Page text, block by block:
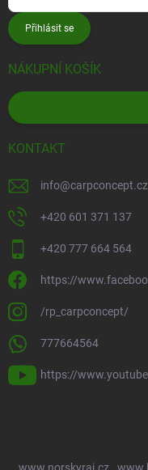
Přihlásit se
NÁKUPNÍ KOŠÍK
KONTAKT
info@carpconcept.cz
+420 601 371 137
+420 777 664 564
https://
/rp_carpconcept/
777664564
https://